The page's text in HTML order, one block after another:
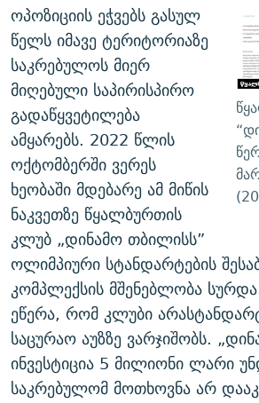
ოპოზიციის ეჭვებს გასულ
წელს იმავე ტერიტორიაზე
საკრებულოს მიერ
მიღებული საპირისპირო
გადაწყვეტილება
ამყარებს. 2022 წლის
ოქტომბერში ვერეს
ხეობაში მდებარე ამ მიწის
ნაკვეთზე წყალბურთის
კლუბ „დინამო თბილისს”
ოლიმპიური სტანდარტების
კომპლექსის მშენებლობა
ეწერა, რომ კლუბი
საცურაო აუზზე ვარჯიშობს.
ინვესტიცია 5 მილიონი ლარი
საკრებულომ მოთხოვნა არ